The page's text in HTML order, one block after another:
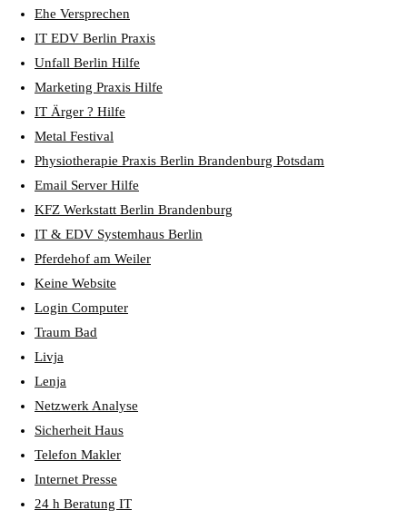
Ehe Versprechen
IT EDV Berlin Praxis
Unfall Berlin Hilfe
Marketing Praxis Hilfe
IT Ärger ? Hilfe
Metal Festival
Physiotherapie Praxis Berlin Brandenburg Potsdam
Email Server Hilfe
KFZ Werkstatt Berlin Brandenburg
IT & EDV Systemhaus Berlin
Pferdehof am Weiler
Keine Website
Login Computer
Traum Bad
Livja
Lenja
Netzwerk Analyse
Sicherheit Haus
Telefon Makler
Internet Presse
24 h Beratung IT